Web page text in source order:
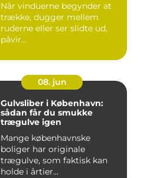
Når vinduerne begynder at
trække, dugger mellem
ruderne eller ser slidte ud,
påvir...
08. jun
Gulvsliber i København:
sådan får du smukke
trægulve igen
Mange københavnske
boliger har originale
trægulve, som faktisk kan
holde i årtier...